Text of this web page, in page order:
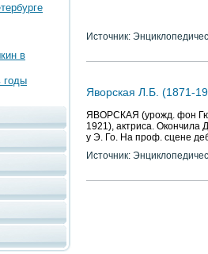
в
годы
Источник:
Яворская Л.Б. (1871-
ЯВОРСКАЯ (урожд. фон
1921), актриса. Окончила
у Э. Го. На проф. сцене
Источник: